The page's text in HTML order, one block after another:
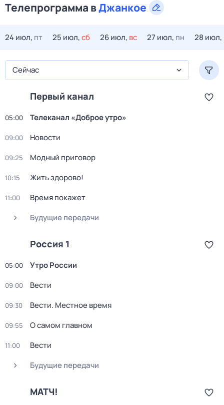
Телепрограмма вДжанкое
24 июл, пт 25 июл,сб 26 июл, вс 27 июл, пн 28 июл,
Сейчас
Первый канал
05:00 Телеканал «Доброе утро»
09:00 Новости
09:25 Модный приговор
10:15 Жить здорово!
11:00
Время покажет
Будущие передачи
Россия 1
05:00 Утро России
09:00 Вести
09:30 Вести. Местное время
09:55 О самом главном
11:00
Вести
Будущие передачи
МАТЧ!